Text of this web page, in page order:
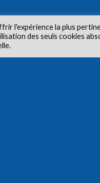
© 2026 Centre de
l'expérience la plus
des seuls cookies